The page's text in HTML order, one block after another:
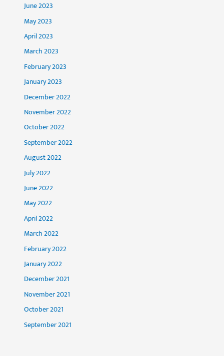
June 2023
May 2023
April 2023
March 2023
February 2023
January 2023
December 2022
November 2022
October 2022
September 2022
August 2022
July 2022
June 2022
May 2022
April 2022
March 2022
February 2022
January 2022
December 2021
November 2021
October 2021
September 2021